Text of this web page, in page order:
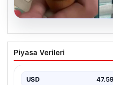
Mersin’de Domates
Patlaması: 9 Aylık
Mersin’de yaşanan
Piyasa Verileri
USD 47.59